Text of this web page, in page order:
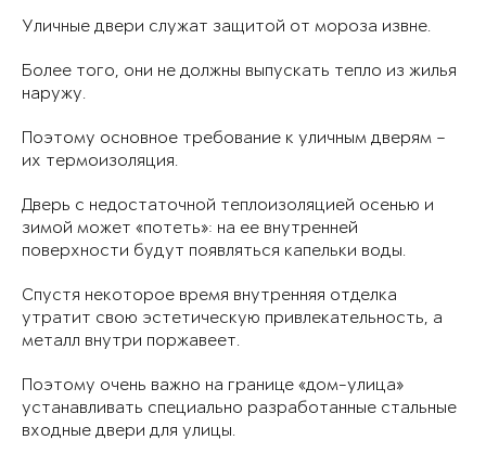
Уличные двери служат защитой от мороза извне.
Более того, они не должны выпускать тепло из жилья
наружу.
Поэтому основное требование к уличным дверям –
их термоизоляция.
Дверь с недостаточной теплоизоляцией осенью и
зимой может «потеть»: на ее внутренней
поверхности будут появляться капельки воды.
Спустя некоторое время внутренняя отделка
утратит свою эстетическую привлекательность, а
металл внутри поржавеет.
Поэтому очень важно на границе «дом-улица»
устанавливать специально разработанные стальные
входные двери для улицы.